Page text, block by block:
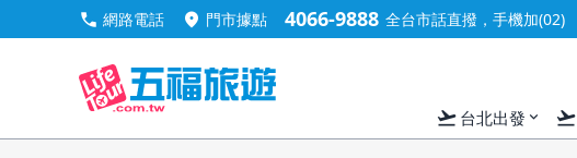
call 網路電話 location_on 門市據點 4066-9888 全台市話直撥，手機加(02)
flight_takeoff 台北出發 expand_more flight_takeoff